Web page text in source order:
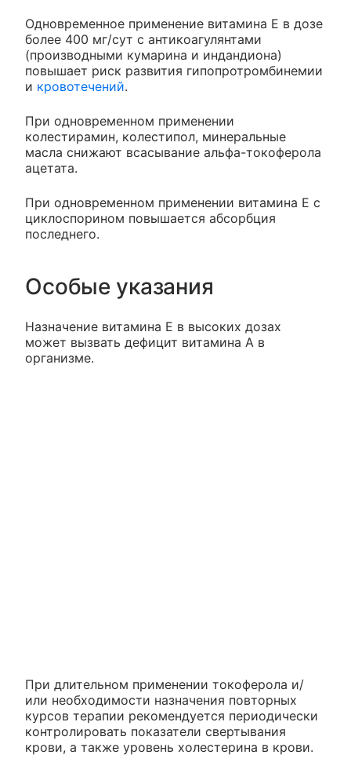
Одновременное применение витамина Е в дозе
более 400 мг/сут с антикоагулянтами
(производными кумарина и индандиона)
повышает риск развития гипопротромбинемии
и кровотечений.
При одновременном применении
колестирамин, колестипол, минеральные
масла снижают всасывание альфа-токоферола
ацетата.
При одновременном применении витамина Е с
циклоспорином повышается абсорбция
последнего.
Особые указания
Назначение витамина Е в высоких дозах
может вызвать дефицит витамина А в
организме.
При длительном применении токоферола и/
или необходимости назначения повторных
курсов терапии рекомендуется периодически
контролировать показатели свертывания
крови, а также уровень холестерина в крови.